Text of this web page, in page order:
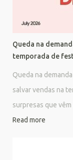
Queda na
temporada de
Queda na
salvar vendas na
surpresas que vêm
Read more